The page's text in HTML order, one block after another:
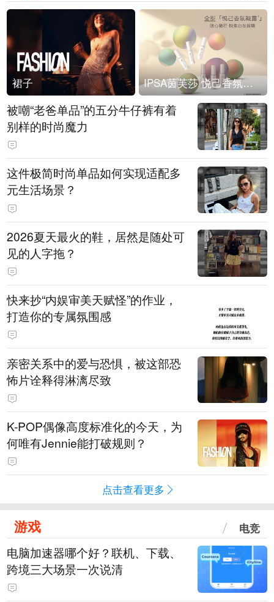
裙子 IPSA茵芙莎 悦己香氛凝露上市
被嘲“老爸单品”的五分牛仔裤有着
别样的时尚魔力
这件极简时尚单品如何实现适配多
元生活场景？
2026夏天最火的鞋，居然是随处可
见的人字拖？
快来抄“内娱审美天赋怪”的作业，
打造你的专属氛围感
亲密关系中的爱与恐惧，被这部恐
怖片诠释得淋漓尽致
K-POP偶像高度标准化的今天，为
何唯有Jennie能打破规则？
点击查看更多
游戏 电竞
电脑加速器哪个好？联机、下载、
跨境三大场景一次说清